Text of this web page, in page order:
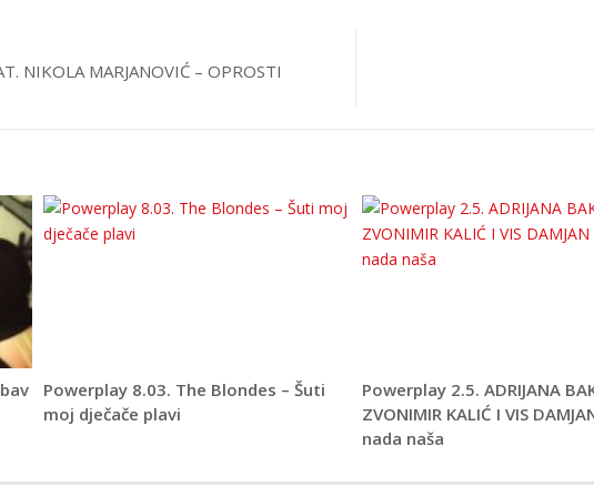
NIKOLA MARJANOVIĆ – OPROSTI
Powerplay 8.03. The Blondes – Šuti
moj dječače plavi
Powerplay 2.5. ADRIJANA
ZVONIMIR KALIĆ I VIS
nada naša